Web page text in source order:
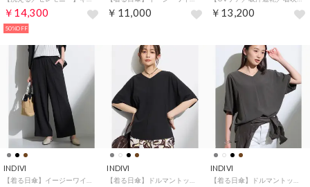
￥14,300
50%OFF
￥11,000 ￥13,200
INDIVI INDIVI INDIVI